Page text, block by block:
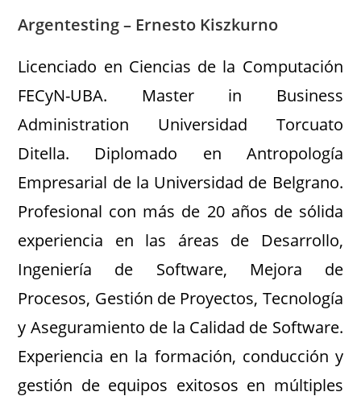
Argentesting – Ernesto Kiszkurno
Licenciado en Ciencias de la Computación
FECyN-UBA. Master in Business
Administration Universidad Torcuato
Ditella. Diplomado en Antropología
Empresarial de la Universidad de Belgrano.
Profesional con más de 20 años de sólida
experiencia en las áreas de Desarrollo,
Ingeniería de Software, Mejora de
Procesos, Gestión de Proyectos, Tecnología
y Aseguramiento de la Calidad de Software.
Experiencia en la formación, conducción y
gestión de equipos exitosos en múltiples